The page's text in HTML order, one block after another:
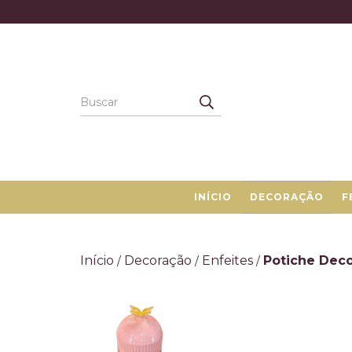
INÍCIO DECORAÇÃO
Início / Decoração / Enfeites / Potiche